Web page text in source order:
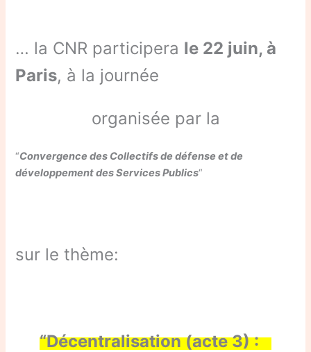
… la CNR participera le 22 juin, à
Paris, à la journée
organisée par la
“Convergence des Collectifs de défense et de
développement des Services Publics“
sur le thème:
“Décentralisation (acte 3) :